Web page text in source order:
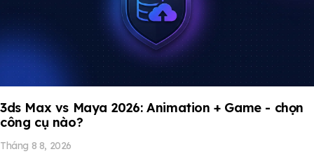
3ds Max vs Maya 2026: Animation + Game - chọn
công cụ nào?
Tháng 8 8, 2026